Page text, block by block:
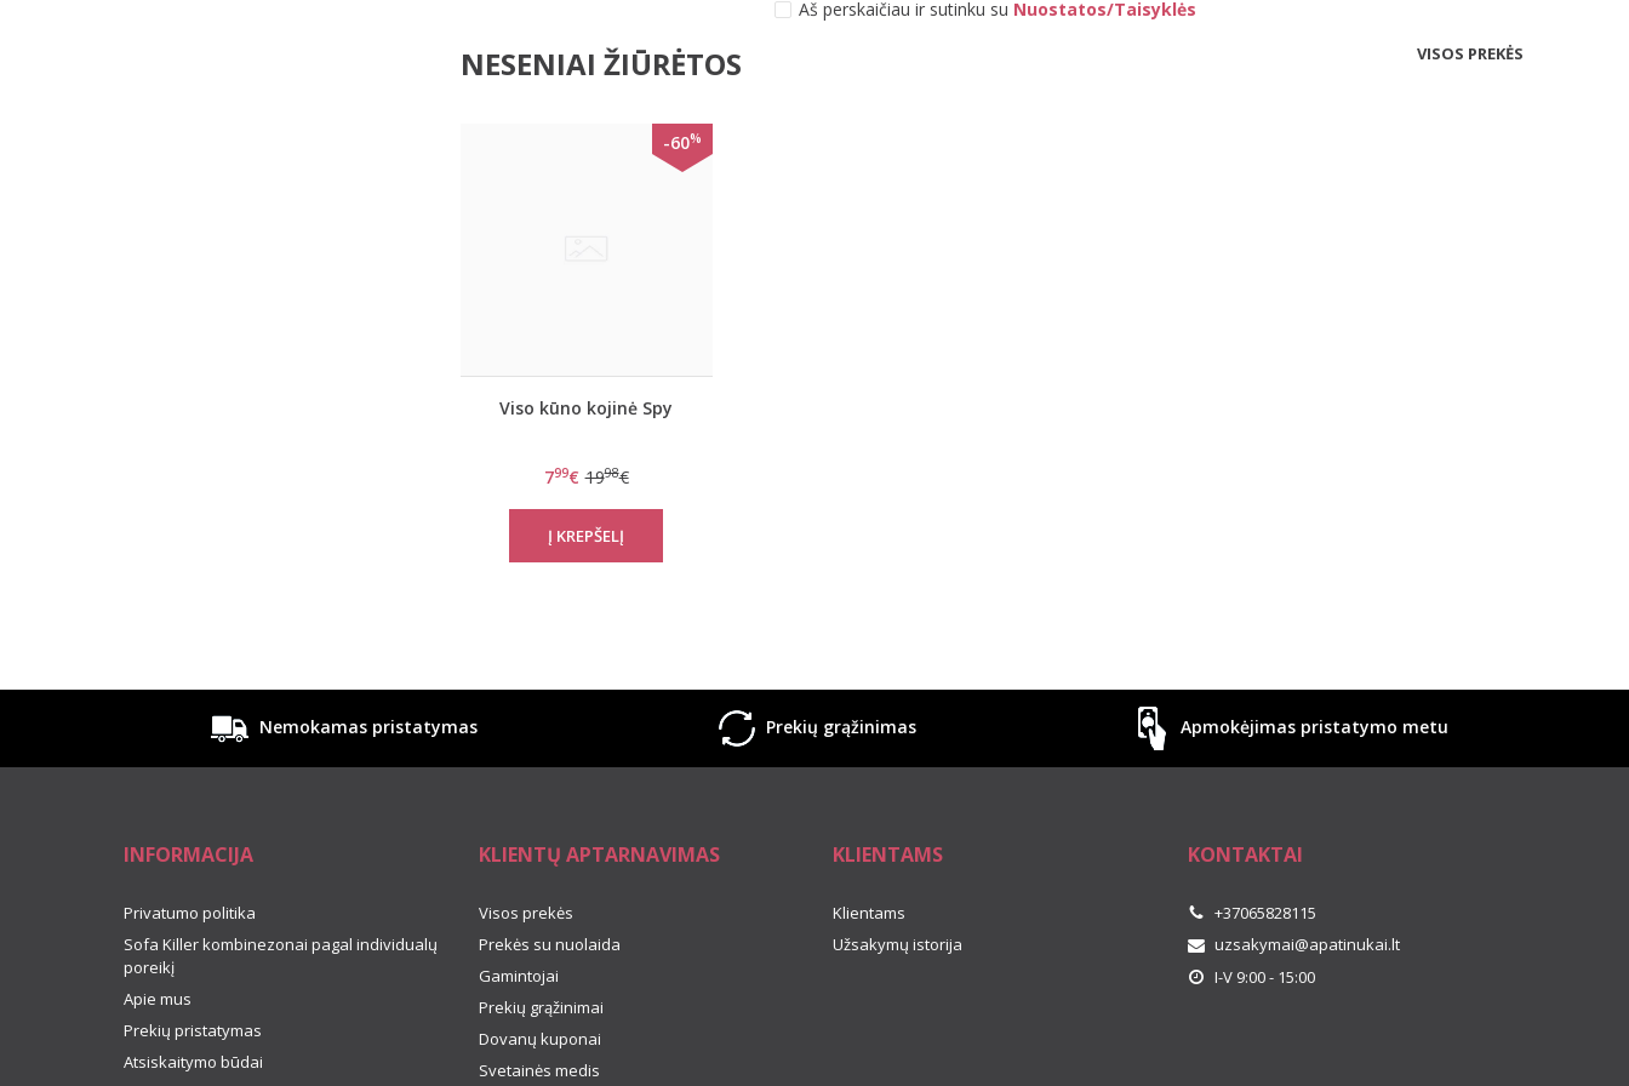
Aš perskaičiau ir sutinku su Nuostatos/Taisyklės
NESENIAI ŽIŪRĖTOS VISOS PREKĖS
-60%
Viso kūno kojinė Spy
799€ 1998€
Nemokamas pristatymas Prekių grąžinimas Apmokėjimas pristatymo metu
INFORMACIJA
Privatumo politika
Sofa Killer kombinezonai pagal individualų
poreikį
Apie mus
Prekių pristatymas
Atsiskaitymo būdai
KLIENTŲ APTARNAVIMAS
Visos prekės
Prekės su nuolaida
Gamintojai
Prekių grąžinimai
Dovanų kuponai
Svetainės medis
KLIENTAMS
Klientams
Užsakymų istorija
KONTAKTAI
+37065828115
uzsakymai@apatinukai.lt
I-V 9:00 - 15:00